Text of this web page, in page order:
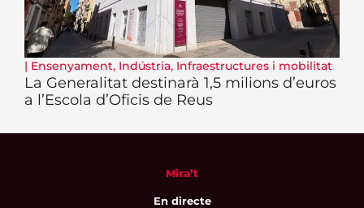
| Ensenyament, Indústria, Infraestructures i mobilitat
La Generalitat destinarà 1,5 milions d’euros
a l’Escola d’Oficis de Reus
Mira’t
En directe